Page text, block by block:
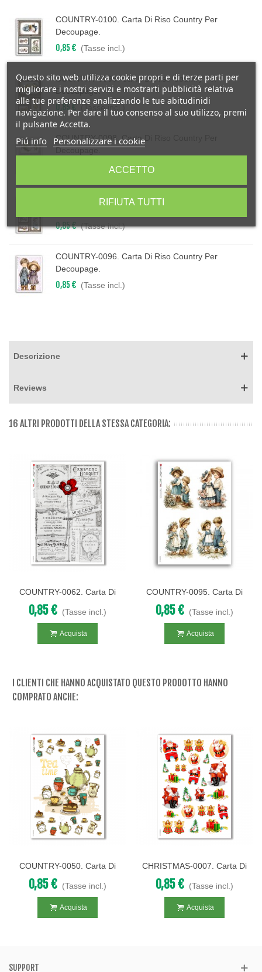
COUNTRY-0100. Carta Di Riso Country Per
Decoupage.
0,85 € (Tasse incl.)
COUNTRY-0099. Carta Di Riso Country Per
Decoupage.
0,85 € (Tasse incl.)
COUNTRY-0098. Carta Di Riso Country Per
Decoupage.
(Tasse incl.)
COUNTRY-0097. Carta Di Riso Country Per
0,85 € (Tasse incl.)
COUNTRY-0096. Carta Di Riso Country Per
Decoupage.
0,85 € (Tasse incl.)
Descrizione
Reviews
16 ALTRI PRODOTTI DELLA STESSA CATEGORIA:
COUNTRY-0062. Carta Di
Riso Country Per Decoupage.
0,85 € (Tasse incl.)
Acquista
COUNTRY-0095. Carta Di
Riso Country Per Decoupage.
0,85 € (Tasse incl.)
Acquista
I CLIENTI CHE HANNO ACQUISTATO QUESTO PRODOTTO HANNO
COMPRATO ANCHE:
COUNTRY-0050. Carta Di
Riso Country Per Decoupage.
0,85 € (Tasse incl.)
Acquista
CHRISTMAS-0007. Carta Di
Riso Natale Per Decoupage.
0,85 € (Tasse incl.)
Acquista
Questo sito web utilizza cookie propri e di terze parti per
migliorare i nostri servizi e mostrarti pubblicità relativa
alle tue preferenze analizzando le tue abitudinidi
navigazione. Per dare il tuo consenso al suo utilizzo, premi
il pulsante Accetta.
Piú info Personalizzare i cookie
RIFIUTA TUTTI
ACCETTO
SUPPORT